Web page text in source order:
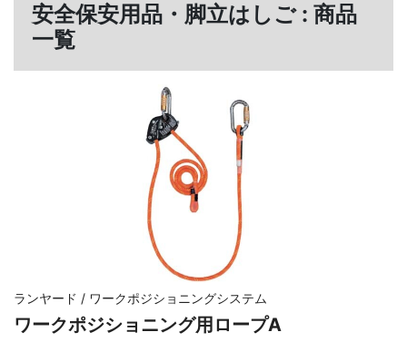
安全保安用品・脚立はしご : 商品
一覧
ランヤード / ワークポジショニングシステム
ワークポジショニング用ロープA